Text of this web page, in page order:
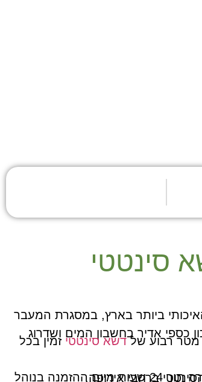
סינטטי
ביותר בארץ, במסגרת המעבר
כספי אדיר בחשבון המים ושדרוג
ברחבי אירופה.
דשא סינטטי זמין בכל
אנו מסוגלים לספק סחורה תוך 24 שעות מיום ההזמנה בנוהל